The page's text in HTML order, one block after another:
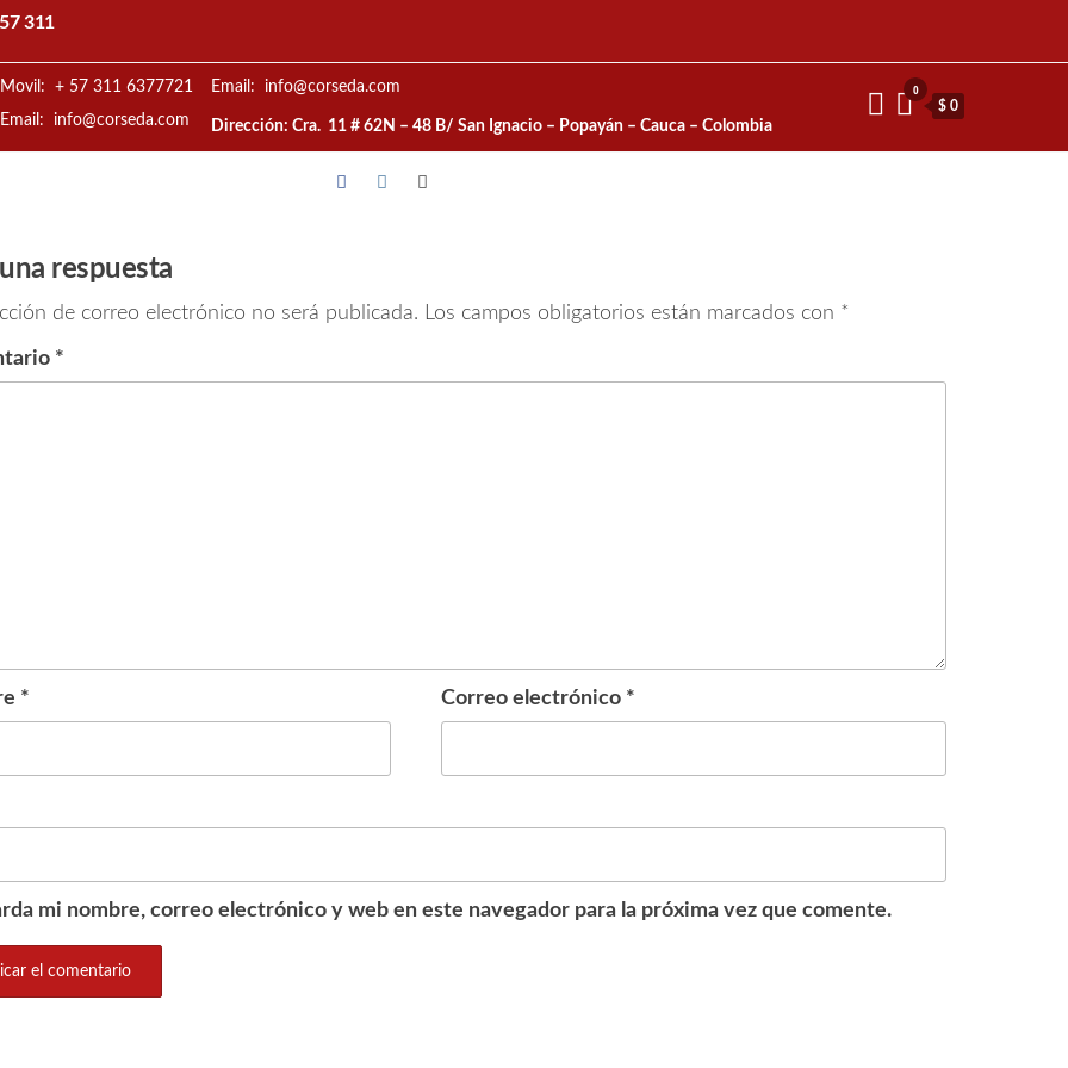
311
Movil: + 57 311 6377721
Email: info@corseda.com
Email: info@corseda.com
Dirección: Cra. 11 # 62N – 48 B/ San Ignacio – Popayán – Cauca – Colombia
0
$ 0
respuesta
de correo electrónico no será publicada. Los campos obligatorios están marcados con *
*
* Correo electrónico *
mi nombre, correo electrónico y web en este navegador para la próxima vez que comente.